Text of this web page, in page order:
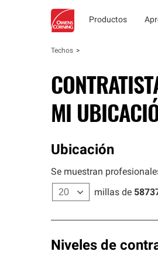
Productos
Techos
MI
Ubicación
Se muestran
millas de
Niveles de